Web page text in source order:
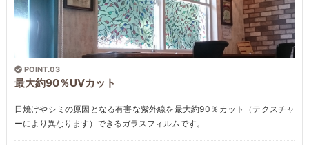
POINT.03
最大約90％UVカット
日焼けやシミの原因となる有害な紫外線を最大約90％カット（テクスチャ
ーにより異なります）できるガラスフィルムです。